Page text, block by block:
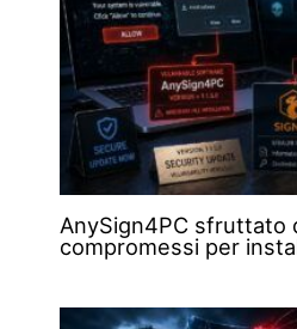
AnySign4PC sfruttato
compromessi per